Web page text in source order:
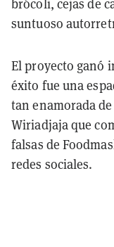
brócoli, cejas de
suntuoso
El proyecto ganó
éxito fue una
tan enamorada
Wiriadjaja que
falsas de
redes sociales.